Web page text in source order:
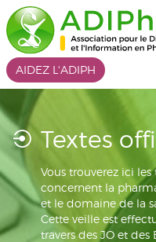
AIDEZ L'ADIPH
Textes
Vous trouverez ici
concernent la
et le domaine de la
Cette veille est
travers des JO et des